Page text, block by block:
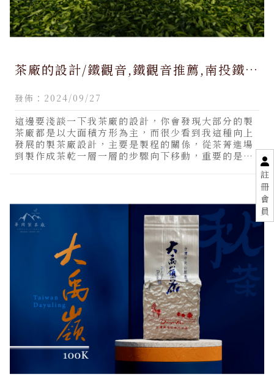
註
冊
會
員
茶廠的設計/鐵觀音,鐵觀音推薦,南投鐵觀
大禹嶺茶,南投大禹嶺茶
發佈：2024/09/27
這邊要淺談一下我茶廠的設計，你會發現大部分的製
茶廠都是以大面積方形為主，而很少看到我這種向上
發展的製茶廠設計，主要是製程的關係，從茶菁進場
到製作成茶乾一層一層的步驟向下移動，重要的是在